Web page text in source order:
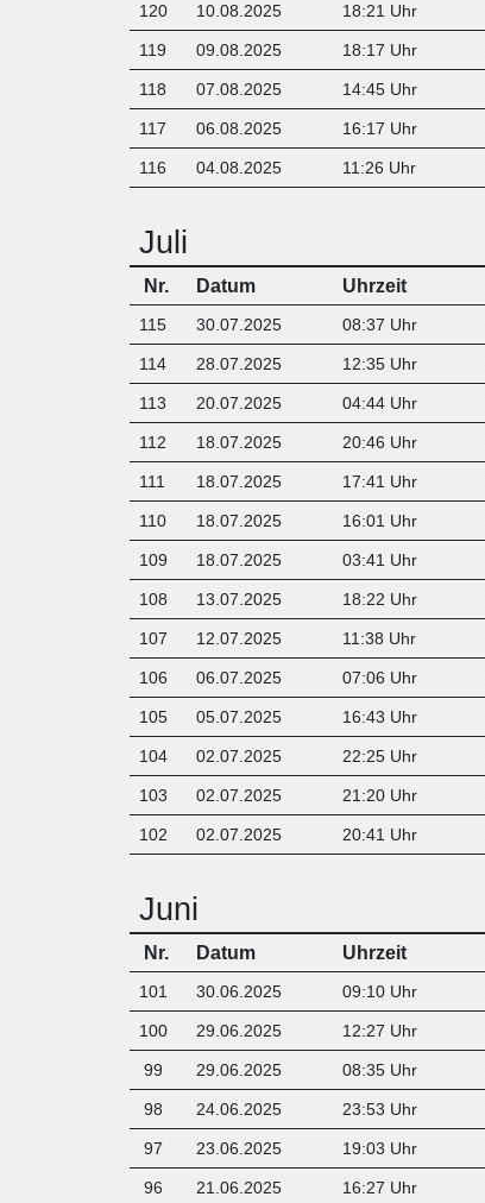
120 10.08.2025 18:21 Uhr
119 09.08.2025 18:17 Uhr
118 07.08.2025 14:45 Uhr
117 06.08.2025 16:17 Uhr
116 04.08.2025 11:26 Uhr
Juli
Nr. Datum Uhrzeit
115 30.07.2025 08:37 Uhr
114 28.07.2025 12:35 Uhr
113 20.07.2025 04:44 Uhr
112 18.07.2025 20:46 Uhr
111 18.07.2025 17:41 Uhr
110 18.07.2025 16:01 Uhr
109 18.07.2025 03:41 Uhr
108 13.07.2025 18:22 Uhr
107 12.07.2025 11:38 Uhr
106 06.07.2025 07:06 Uhr
105 05.07.2025 16:43 Uhr
104 02.07.2025 22:25 Uhr
103 02.07.2025 21:20 Uhr
102 02.07.2025 20:41 Uhr
Juni
Nr. Datum Uhrzeit
101 30.06.2025 09:10 Uhr
100 29.06.2025 12:27 Uhr
99 29.06.2025 08:35 Uhr
98 24.06.2025 23:53 Uhr
97 23.06.2025 19:03 Uhr
96 21.06.2025 16:27 Uhr